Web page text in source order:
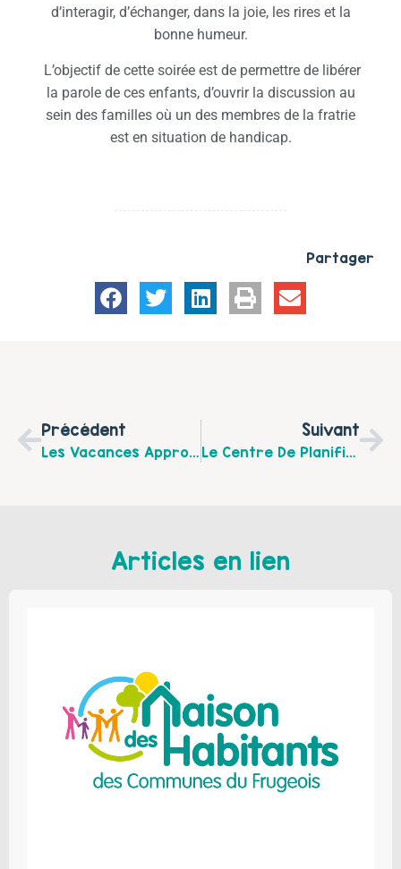
d’interagir, d’échanger, dans la joie, les rires et la
bonne humeur.
L’objectif de cette soirée est de permettre de libérer
la parole de ces enfants, d’ouvrir la discussion au
sein des familles où un des membres de la fratrie
est en situation de handicap.
Partager
Précédent
Les Vacances Approchent… Inscrivez-Vous Aux Activités Proposées Par La Brouette Bleue !
Suivant
Le Centre De Planification Ou D’éducation Familiale De St-Omer A Déménagé !
Articles en lien